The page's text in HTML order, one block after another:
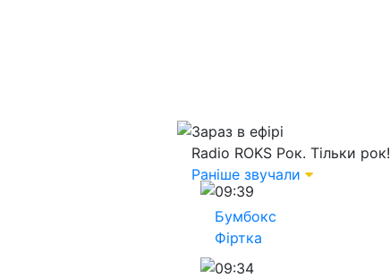
Зараз в ефірі
Radio ROKS Рок. Тільки рок!
Раніше звучали
09:39
Бумбокс
Фіртка
09:34